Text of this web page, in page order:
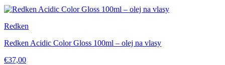
Redken
Redken Acidic Color Gloss 100ml – olej na vlasy
€37,00